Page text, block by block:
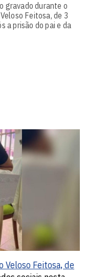
gravado durante o
Feitosa, de 3
a prisão do pai e da
Veloso Feitosa, de